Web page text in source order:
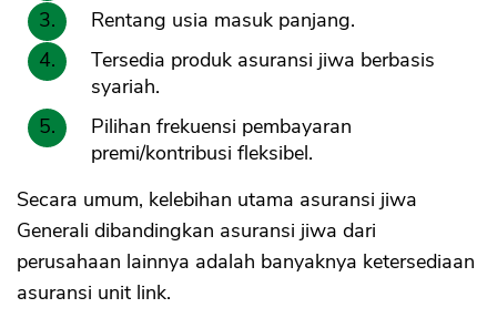
Rentang usia masuk panjang.
Tersedia produk asuransi jiwa berbasis
syariah.
Pilihan frekuensi pembayaran
premi/kontribusi fleksibel.
Secara umum, kelebihan utama asuransi jiwa
Generali dibandingkan asuransi jiwa dari
perusahaan lainnya adalah banyaknya ketersediaan
asuransi unit link.